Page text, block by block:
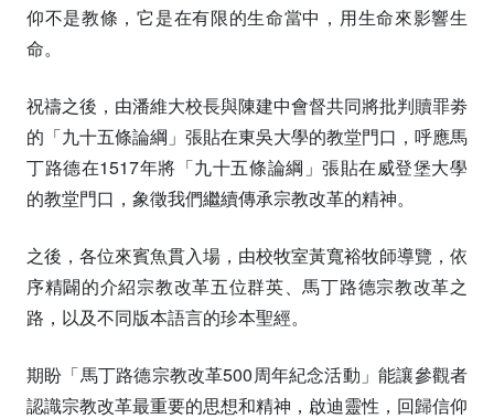
仰不是教條，它是在有限的生命當中，用生命來影響生
命。
祝禱之後，由潘維大校長與陳建中會督共同將批判贖罪劵
的「九十五條論綱」張貼在東吳大學的教堂門口，呼應馬
丁路德在1517年將「九十五條論綱」張貼在威登堡大學
的教堂門口，象徵我們繼續傳承宗教改革的精神。
之後，各位來賓魚貫入場，由校牧室黃寬裕牧師導覽，依
序精闢的介紹宗教改革五位群英、馬丁路德宗教改革之
路，以及不同版本語言的珍本聖經。
期盼「馬丁路德宗教改革500周年紀念活動」能讓參觀者
認識宗教改革最重要的思想和精神，啟迪靈性，回歸信仰